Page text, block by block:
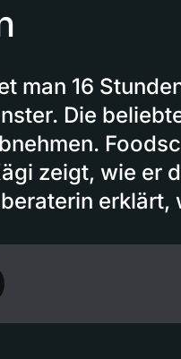
man 16
Die
zeigt, wie er
erklärt,